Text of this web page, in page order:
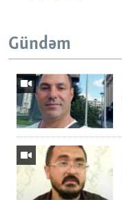
Gündəm